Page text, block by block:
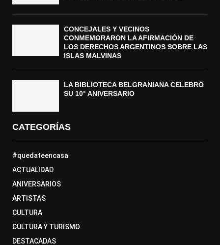
CONCEJALES Y VECINOS
CONMEMORARON LA AFIRMACIÓN DE
LOS DERECHOS ARGENTINOS SOBRE LAS
ISLAS MALVINAS
LA BIBLIOTECA BELGRANIANA CELEBRÓ
SU 10° ANIVERSARIO
CATEGORÍAS
#quedateencasa
ACTUALIDAD
ANIVERSARIOS
ARTISTAS
CULTURA
CULTURA Y TURISMO
DESTACADAS